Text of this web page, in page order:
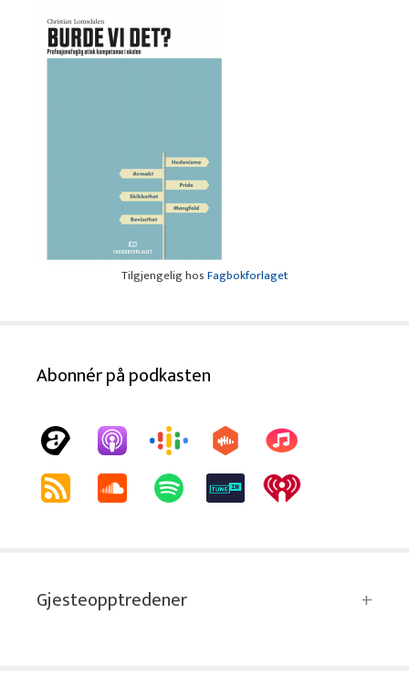
Tilgjengelig hosFagbokforlaget
Abonnér på podkasten
Gjesteopptredener